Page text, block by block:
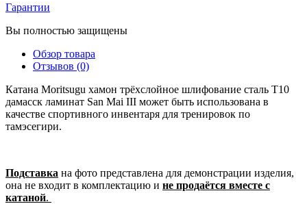
Гарантии
Вы полностью защищены
Обзор товара
Отзывов (0)
Катана Moritsugu хамон трёхслойное шлифование сталь T10
дамасск ламинат San Mai III может быть использована в
качестве спортивного инвентаря для тренировок по
тамэсегири.
Подставка на фото представлена для демонстрации изделия,
она не входит в комплектацию и не продаётся вместе с
катаной.